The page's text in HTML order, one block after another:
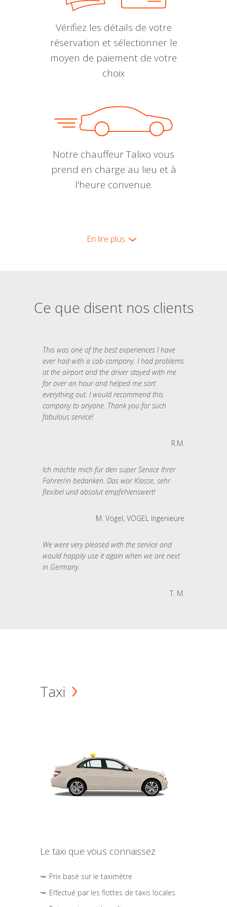
Vérifiez les détails de votre
réservation et sélectionner le
moyen de paiement de votre
choix
Notre chauffeur Talixo vous
prend en charge au lieu et à
l'heure convenue.
En lire plus
Ce que disent nos clients
This was one of the best experiences I have
ever had with a cab company. I had problems
at the airport and the driver stayed with me
for over an hour and helped me sort
everything out. I would recommend this
company to anyone. Thank you for such
fabulous service!
R.M.
Ich möchte mich für den super Service Ihrer
Fahrer/in bedanken. Das war Klasse, sehr
flexibel und absolut empfehlenswert!
M. Vogel, VOGEL Ingenieure
We were very pleased with the service and
would happily use it again when we are next
in Germany.
T. M.
Taxi
Le taxi que vous connaissez
Prix basé sur le taximètre
Effectué par les flottes de taxis locales